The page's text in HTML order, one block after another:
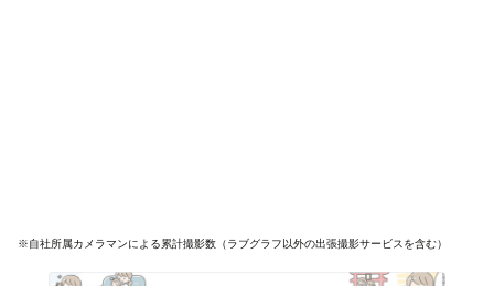
※自社所属カメラマンによる累計撮影数（ラブグラフ以外の出張撮影サービスを含む）